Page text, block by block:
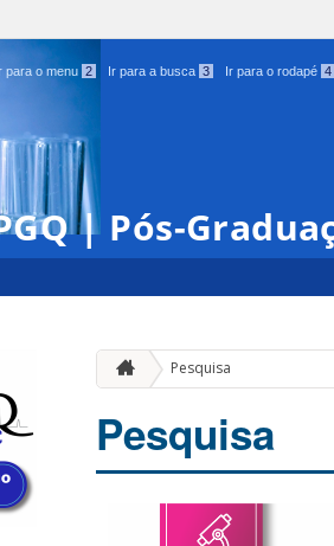
para o menu 2 Ir para a busca 3 Ir para o rodapé 4
| Pós-
Pesquisa
Pesquisa